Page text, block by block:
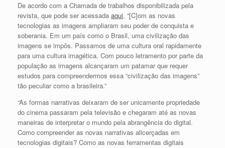
De acordo com a Chamada de trabalhos disponibilizada pela
revista, que pode ser acessada aqui, “[C]om as novas
tecnologias as imagens ampliaram seu poder de conquista e
soberania. Em um país como o Brasil, uma civilização das
imagens se impôs. Passamos de uma cultura oral rapidamente
para uma cultura imagética. Com pouco letramento por parte da
população as imagens alcançaram um patamar que requer
estudos para compreendermos essa “civilização das imagens”
tão peculiar como a brasileira.”
“As formas narrativas deixaram de ser unicamente propriedade
do cinema passaram pela televisão e chegaram até as novas
maneiras de interpretar o mundo pela abrangência do digital.
Como compreender as novas narrativas alicerçadas em
tecnologias digitais? Como as novas ferramentas digitais